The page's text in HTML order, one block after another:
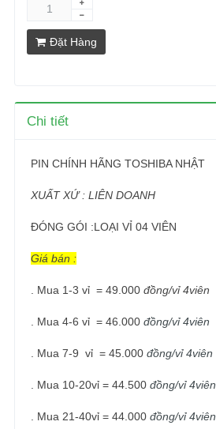
Đặt Hàng
Chi tiết
PIN CHÍNH HÃNG TOSHIBA NHẬT
XUẤT XỨ : LIÊN DOANH
ĐÓNG GÓI :LOẠI VỈ 04 VIÊN
Giá bán :
. Mua 1-3 vỉ = 49.000 đồng/vỉ 4viên
. Mua 4-6 vỉ = 46.000 đồng/vỉ 4viên
. Mua 7-9 vỉ = 45.000 đồng/vỉ 4viên
. Mua 10-20vỉ = 44.500 đồng/vỉ 4viên
. Mua 21-40vỉ = 44.000 đồng/vỉ 4viên